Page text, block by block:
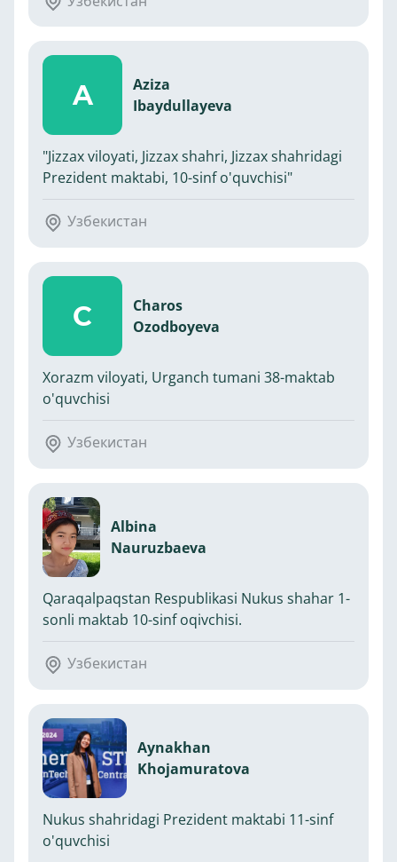
A
Aziza
Ibaydullayeva
"Jizzax viloyati, Jizzax shahri, Jizzax shahridagi
Prezident maktabi, 10-sinf o'quvchisi"
Узбекистан
C
Charos
Ozodboyeva
Xorazm viloyati, Urganch tumani 38-maktab
o'quvchisi
Узбекистан
Albina
Nauruzbaeva
Qaraqalpaqstan Respublikasi Nukus shahar 1-
sonli maktab 10-sinf oqivchisi.
Узбекистан
Aynakhan
Khojamuratova
Nukus shahridagi Prezident maktabi 11-sinf
o'quvchisi